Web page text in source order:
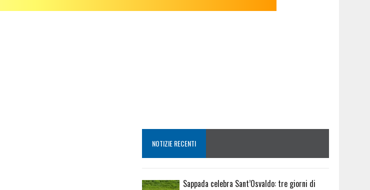
NOTIZIE RECENTI
Sappada celebra Sant’Osvaldo: tre giorni di